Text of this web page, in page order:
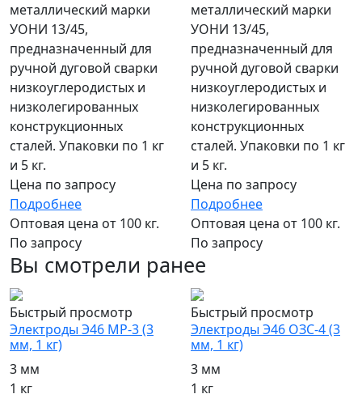
металлический марки
УОНИ 13/45,
предназначенный для
ручной дуговой сварки
низкоуглеродистых и
низколегированных
конструкционных
сталей. Упаковки по 1 кг
и 5 кг.
Цена по запросу
Подробнее
Оптовая цена от 100 кг.
По запросу
металлический марки
УОНИ 13/45,
предназначенный для
ручной дуговой сварки
низкоуглеродистых и
низколегированных
конструкционных
сталей. Упаковки по 1 кг
и 5 кг.
Цена по запросу
Подробнее
Оптовая цена от 100 кг.
По запросу
Вы смотрели ранее
Быстрый просмотр
Электроды Э46 МР-3 (3
мм, 1 кг)
3 мм
1 кг
Быстрый просмотр
Электроды Э46 ОЗС-4 (3
мм, 1 кг)
3 мм
1 кг